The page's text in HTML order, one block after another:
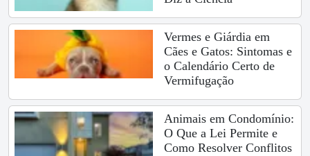
Vermes e Giárdia em
Cães e Gatos: Sintomas e
o Calendário Certo de
Vermifugação
Animais em Condomínio:
O Que a Lei Permite e
Como Resolver Conflitos